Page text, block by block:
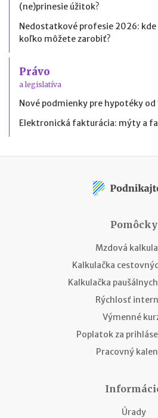
(ne)prinesie úžitok?
Nedostatkové profesie 2026: kde
koľko môžete zarobiť?
Právo
a legislatíva
Nové podmienky pre hypotéky od
Elektronická fakturácia: mýty a
Pomôcky
Mzdová
Kalkulačka
Kalkulačka
Rýchlosť
Výmenné
Poplatok za
Pracovný
Úrady